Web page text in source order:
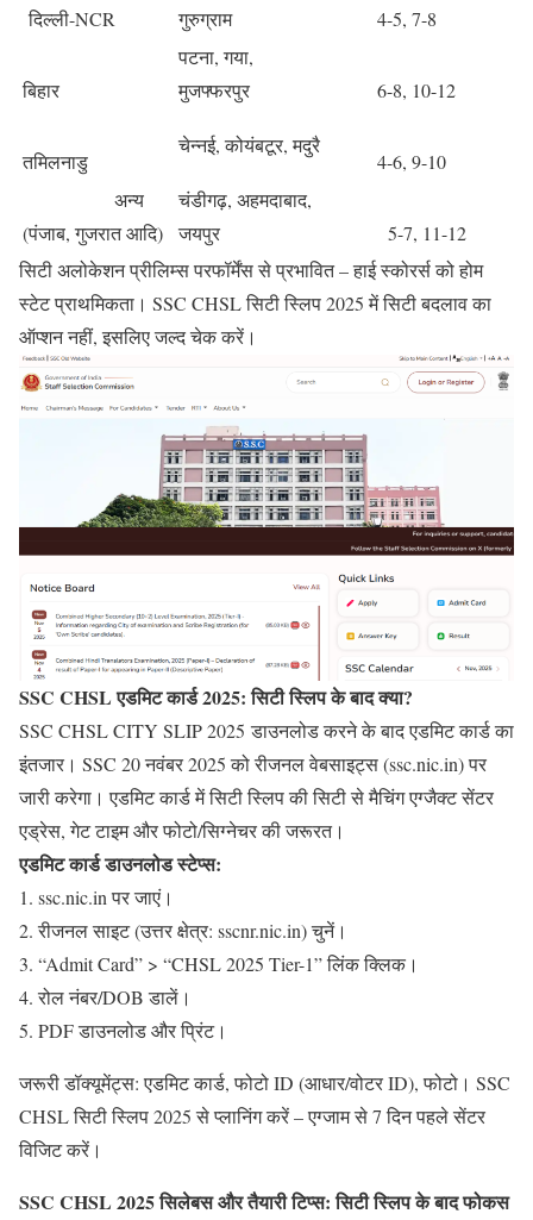
दिल्ली-NCR
गुरुग्राम
4-5, 7-8
बिहार
पटना, गया,
मुजफ्फरपुर
6-8, 10-12
तमिलनाडु
चेन्नई, कोयंबटूर, मदुरै
4-6, 9-10
अन्य
(पंजाब, गुजरात आदि)
चंडीगढ़, अहमदाबाद,
जयपुर
5-7, 11-12
सिटी अलोकेशन प्रीलिम्स परफॉर्मेंस से प्रभावित – हाई स्कोरर्स को होम
स्टेट प्राथमिकता। SSC CHSL सिटी स्लिप 2025में सिटी बदलाव का
ऑप्शन नहीं, इसलिए जल्द चेक करें।
SSC CHSL एडमिट कार्ड 2025: सिटी स्लिप के बाद क्या?
SSC CHSL CITY SLIP 2025 डाउनलोड करने के बाद एडमिट कार्ड का
इंतजार। SSC 20 नवंबर 2025 को रीजनल वेबसाइट्स (ssc.nic.in) पर
जारी करेगा। एडमिट कार्ड में सिटी स्लिप की सिटी से मैचिंग एग्जैक्ट सेंटर
एड्रेस, गेट टाइम और फोटो/सिग्नेचर की जरूरत।
एडमिट कार्ड डाउनलोड स्टेप्स:
ssc.nic.in पर जाएं।
रीजनल साइट (उत्तर क्षेत्र: sscnr.nic.in) चुनें।
“Admit Card” > “CHSL 2025 Tier-1” लिंक क्लिक।
रोल नंबर/DOB डालें।
PDF डाउनलोड और प्रिंट।
जरूरी डॉक्यूमेंट्स: एडमिट कार्ड, फोटो ID (आधार/वोटर ID), फोटो। SSC
CHSL सिटी स्लिप 2025से प्लानिंग करें – एग्जाम से 7 दिन पहले सेंटर
विजिट करें।
SSC CHSL 2025 सिलेबस और तैयारी टिप्स: सिटी स्लिप के बाद फोकस